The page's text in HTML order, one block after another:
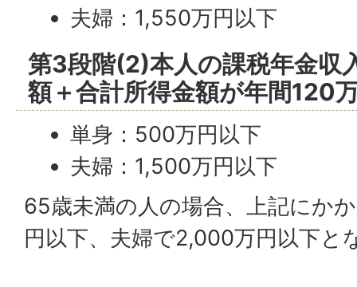
夫婦：1,550万円以下
第3段階(2)本人の課税年金収
額＋合計所得金額が年間120
単身：500万円以下
夫婦：1,500万円以下
65歳未満の人の場合、上記にか
円以下、夫婦で2,000万円以下と